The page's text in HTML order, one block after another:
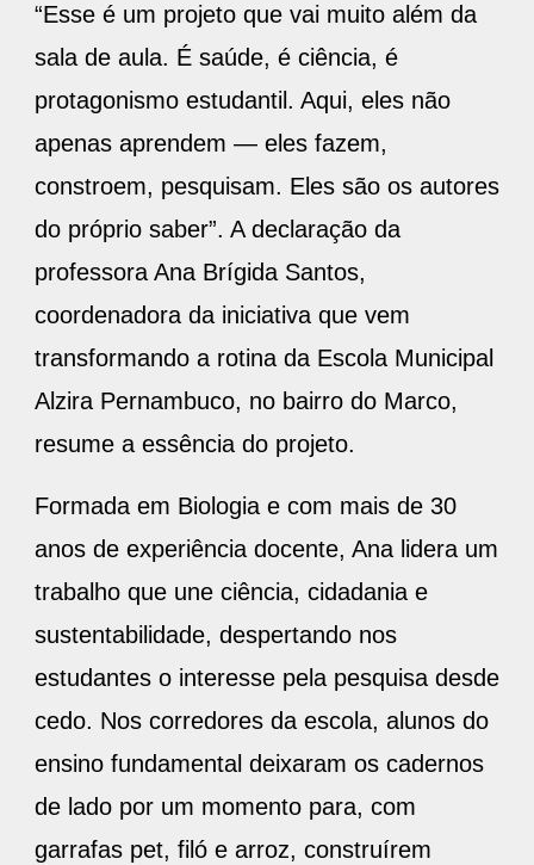
“Esse é um projeto que vai muito além da
sala de aula. É saúde, é ciência, é
protagonismo estudantil. Aqui, eles não
apenas aprendem — eles fazem,
constroem, pesquisam. Eles são os autores
do próprio saber”. A declaração da
professora Ana Brígida Santos,
coordenadora da iniciativa que vem
transformando a rotina da Escola Municipal
Alzira Pernambuco, no bairro do Marco,
resume a essência do projeto.
Formada em Biologia e com mais de 30
anos de experiência docente, Ana lidera um
trabalho que une ciência, cidadania e
sustentabilidade, despertando nos
estudantes o interesse pela pesquisa desde
cedo. Nos corredores da escola, alunos do
ensino fundamental deixaram os cadernos
de lado por um momento para, com
garrafas pet, filó e arroz, construírem